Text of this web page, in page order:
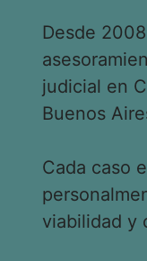
Desde
judicial en
Buenos
Cada caso
viabilidad y